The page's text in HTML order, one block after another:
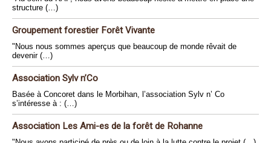
structure (…)
Groupement forestier Forêt Vivante
"Nous nous sommes aperçus que beaucoup de monde rêvait de
devenir (…)
Association Sylv n’Co
Basée à Concoret dans le Morbihan, l’association Sylv n’ Co
s’intéresse à : (…)
Association Les Ami-es de la forêt de Rohanne